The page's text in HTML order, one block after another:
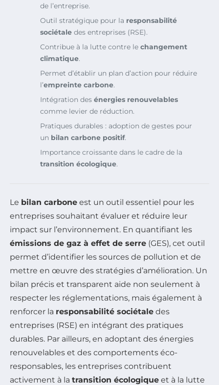
de l’entreprise.
Outil stratégique pour la responsabilité
sociétale des entreprises (RSE).
Contribue à la lutte contre le changement
climatique.
Permet d’établir un plan d’action pour réduire
l’empreinte carbone.
Intégration des énergies renouvelables
comme levier de réduction.
Pratiques durables : adoption de gestes pour
un bilan carbone positif.
Importance croissante dans le cadre de la
transition écologique.
Le bilan carbone est un outil essentiel pour les
entreprises souhaitant évaluer et réduire leur
impact sur l’environnement. En quantifiant les
émissions de gaz à effet de serre (GES), cet outil
permet d’identifier les sources de pollution et de
mettre en œuvre des stratégies d’amélioration. Un
bilan précis et transparent aide non seulement à
respecter les réglementations, mais également à
renforcer la responsabilité sociétale des
entreprises (RSE) en intégrant des pratiques
durables. Par ailleurs, en adoptant des énergies
renouvelables et des comportements éco-
responsables, les entreprises contribuent
activement à la transition écologique et à la lutte